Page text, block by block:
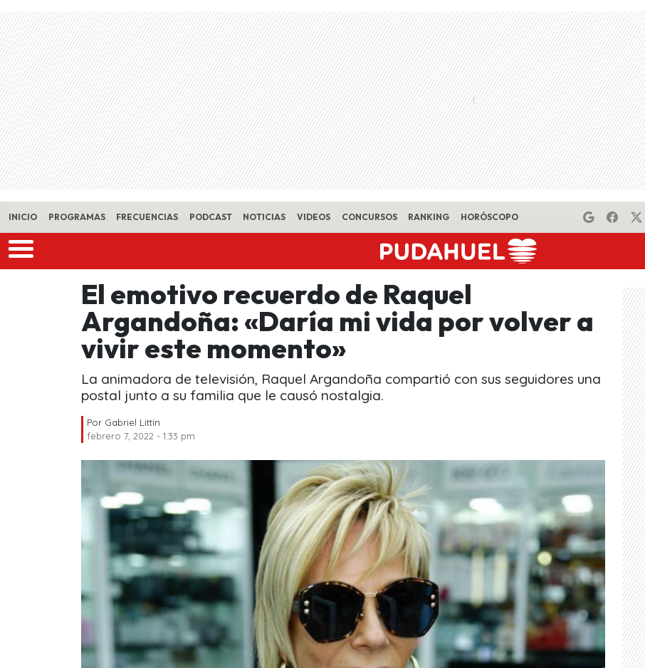
Skip to main content
INICIO PROGRAMAS FRECUENCIAS PODCAST NOTICIAS VIDEOS CONCURSOS RANKING HORÓSCOPO
El emotivo recuerdo de Raquel
Argandoña: «Daría mi vida por volver a
vivir este momento»
La animadora de televisión, Raquel Argandoña compartió con sus seguidores una
postal junto a su familia que le causó nostalgia.
Por Gabriel Littin
febrero 7, 2022 - 1:33 pm